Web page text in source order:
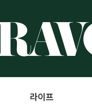
라이프